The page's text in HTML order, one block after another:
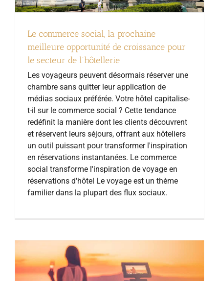
Le commerce social, la prochaine
meilleure opportunité de croissance pour
le secteur de l'hôtellerie
Les voyageurs peuvent désormais réserver une
chambre sans quitter leur application de
médias sociaux préférée. Votre hôtel capitalise-
t-il sur le commerce social ? Cette tendance
redéfinit la manière dont les clients découvrent
et réservent leurs séjours, offrant aux hôteliers
un outil puissant pour transformer l'inspiration
en réservations instantanées. Le commerce
social transforme l'inspiration de voyage en
réservations d'hôtel Le voyage est un thème
familier dans la plupart des flux sociaux.